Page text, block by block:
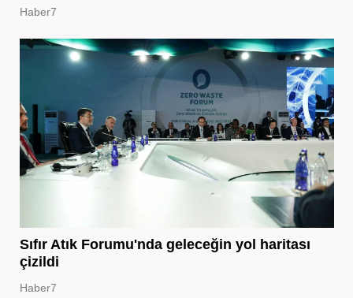
Haber7
Sıfır Atık Forumu'nda geleceğin yol haritası
çizildi
Haber7